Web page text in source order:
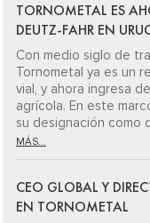
TORNOMETAL ES
DEUTZ-FAHR EN
Con medio siglo de
Tornometal ya es un
vial, y ahora ingresa
agrícola. En este
su designación como
MÁS...
CEO GLOBAL Y
EN TORNOMETAL